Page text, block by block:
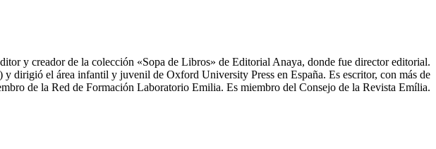
y creador de la colección «Sopa de Libros» de Editorial Anaya, donde fue director editorial.
dirigió el área infantil y juvenil de Oxford University Press en España. Es escritor, con más de
de la Red de Formación Laboratorio Emilia. Es miembro del Consejo de la Revista Emília.